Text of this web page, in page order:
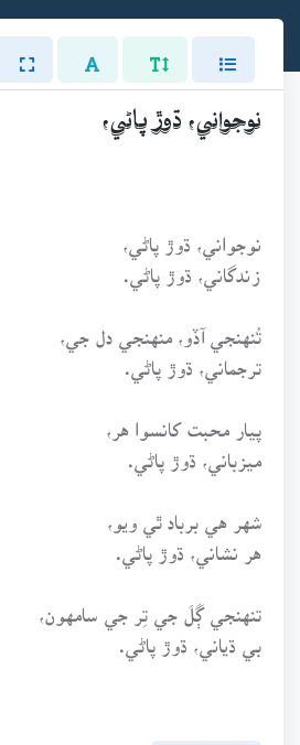
نوجواني، ڌوڙ پاڻي،
نوجواني، ڌوڙ پاڻي،
زندگاني، ڌوڙ پاڻي.
تُنهنجي آڏو، منهنجي دل جي،
ترجماني، ڌوڙ پاڻي.
پيار محبت کانسوا هر،
ميزباني، ڌوڙ پاڻي.
شهر هي برباد ٿي ويو،
هر نشاني، ڌوڙ پاڻي.
تنهنجي ڳَلَ جي تِر جي سامهون،
بي ڌياني، ڌوڙ پاڻي.